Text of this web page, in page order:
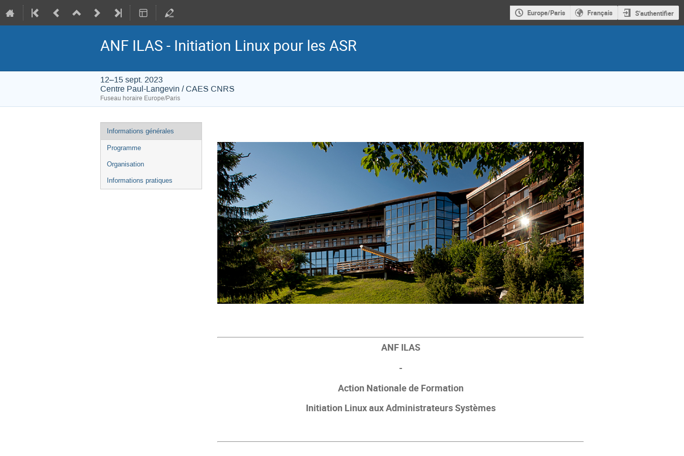
Europe/Paris Français S'authentifier
ANF ILAS - Initiation Linux pour les ASR
12–15 sept. 2023
Centre Paul-Langevin / CAES CNRS
Fuseau horaire Europe/Paris
Menu
de
l'événement
Informations générales
Programme
Organisation
Informations pratiques
ANF ILAS
-
Action Nationale de Formation
Initiation Linux aux Administrateurs Systèmes